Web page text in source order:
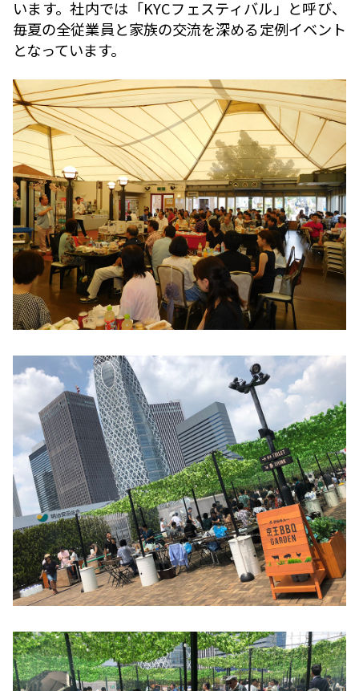
います。社内では「KYCフェスティバル」と呼び、
毎夏の全従業員と家族の交流を深める定例イベント
となっています。